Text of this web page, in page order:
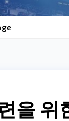
을 위